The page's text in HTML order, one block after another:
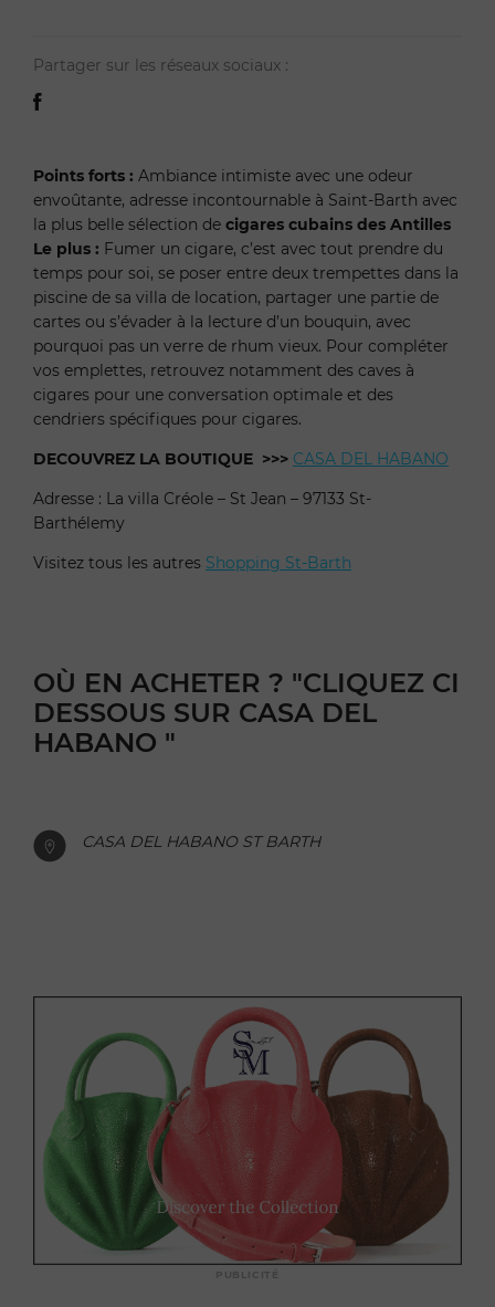
Partager sur les réseaux sociaux :
Points forts : Ambiance intimiste avec une odeur
envoûtante, adresse incontournable à Saint-Barth avec
la plus belle sélection de cigares cubains des Antilles
Le plus : Fumer un cigare, c’est avec tout prendre du
temps pour soi, se poser entre deux trempettes dans la
piscine de sa villa de location, partager une partie de
cartes ou s’évader à la lecture d’un bouquin, avec
pourquoi pas un verre de rhum vieux. Pour compléter
vos emplettes, retrouvez notamment des caves à
cigares pour une conversation optimale et des
cendriers spécifiques pour cigares.
DECOUVREZ LA BOUTIQUE >>> CASA DEL HABANO
Adresse : La villa Créole – St Jean – 97133 St-
Barthélemy
Visitez tous les autres Shopping St-Barth
OÙ EN ACHETER ? "CLIQUEZ CI
DESSOUS SUR CASA DEL
HABANO "
CASA DEL HABANO ST BARTH
PUBLICITÉ